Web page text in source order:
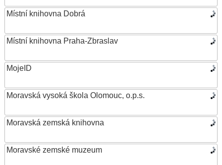
Místní knihovna Dobrá
Místní knihovna Praha-Zbraslav
MojeID
Moravská vysoká škola Olomouc, o.p.s.
Moravská zemská knihovna
Moravské zemské muzeum